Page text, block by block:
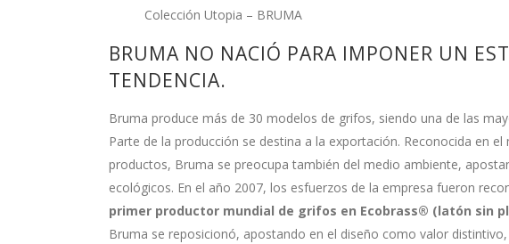
Colección Utopia – BRUMA
BRUMA NO NACIÓ PARA IMPONER UN
TENDENCIA.
Bruma produce más de 30 modelos de grifos, siendo una de las
Parte de la producción se destina a la exportación. Reconocida en
productos, Bruma se preocupa también del medio ambiente,
ecológicos. En el año 2007, los esfuerzos de la empresa fueron
primer productor mundial de grifos en Ecobrass® (latón sin
Bruma se reposicionó, apostando en el diseño como valor